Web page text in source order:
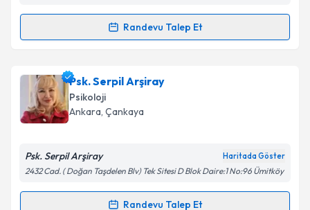
Takvim Talebini Gönder
Randevu Talep Et
Randevu Takvimi Talebi
Psk. Ayşe Yurdeşeniçin randevu takvimi talebi
oluşturun. Size bu uzmandan randevu almanız için bir
takvim hazırlandığında e-posta ile bilgilendireceğiz.
Kişisel verilerimin işlenmesine ilişkin
Psk. Serpil Arşiray
Psikoloji
Ankara, Çankaya
Psk. Serpil Arşiray Haritada Göster
2432 Cad. ( Doğan Taşdelen Blv) Tek Sitesi D Blok Daire:1 No:96 Ümitköy
Randevu Talep Et